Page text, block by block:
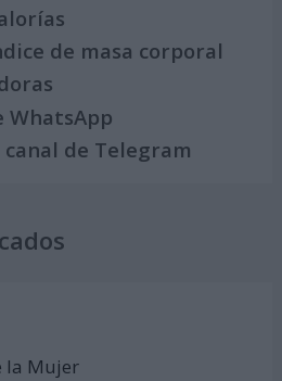
de masa corporal
WhatsApp
de Telegram
la Mujer